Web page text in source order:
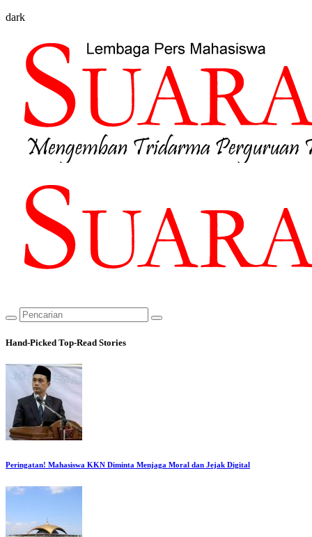
dark
Hand-Picked Top-Read Stories
Peringatan! Mahasiswa KKN Diminta Menjaga Moral dan Jejak Digital